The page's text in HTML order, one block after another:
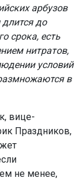
арбузов
длится до
срока, есть
нитратов,
условий
в
вице-
Праздников,
не менее,